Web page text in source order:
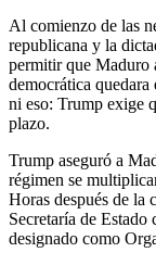
Al comienzo de las
republicana y la
permitir que Maduro
democrática
ni eso: Trump exige
plazo.
Trump aseguró a
régimen se
Horas después de la
Secretaría de Estado
designado como